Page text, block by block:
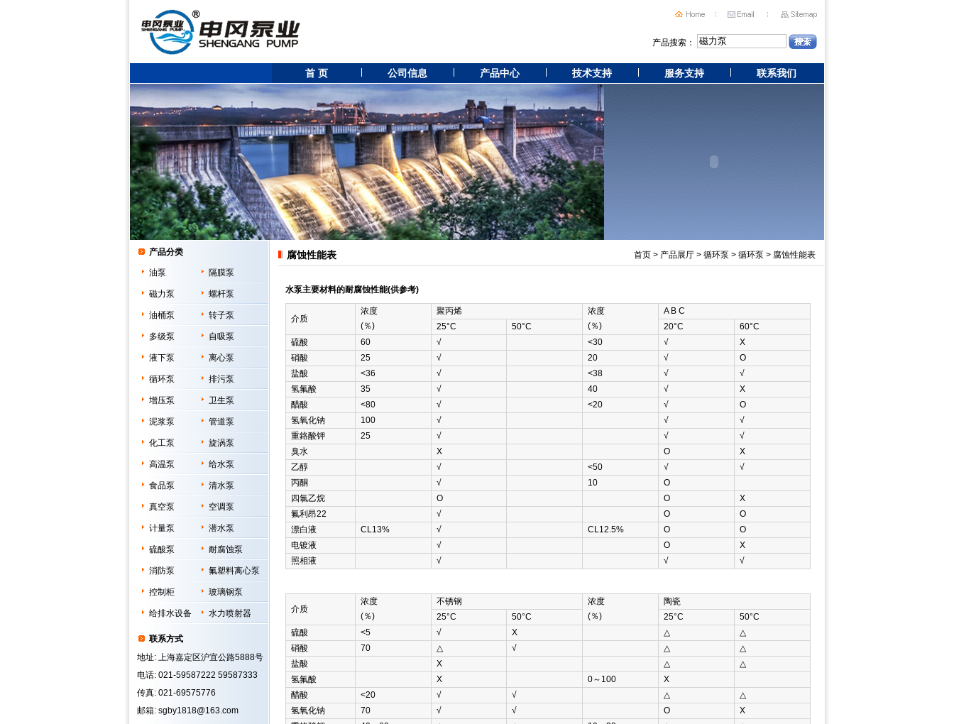
产品搜索：
首 页 公司信息 产品中心 技术支持 服务支持 联系我们
产品分类
油泵 隔膜泵
磁力泵 螺杆泵
油桶泵 转子泵
多级泵 自吸泵
液下泵 离心泵
循环泵 排污泵
增压泵 卫生泵
泥浆泵 管道泵
化工泵 旋涡泵
高温泵 给水泵
食品泵 清水泵
真空泵 空调泵
计量泵 潜水泵
硫酸泵 耐腐蚀泵
消防泵 氟塑料离心泵
控制柜 玻璃钢泵
给排水设备 水力喷射器
联系方式
地址: 上海嘉定区沪宜公路5888号
电话: 021-59587222 59587333
传真: 021-69575776
邮箱: sgby1818@163.com
腐蚀性能表 首页 > 产品展厅 > 循环泵 > 循环泵 > 腐蚀性能表
水泵主要材料的耐腐蚀性能(供参考)
介质
浓度
(％)
聚丙烯
浓度
(％)
A B C
25°C
50°C 20°C
60°C
硫酸
60 √ <30 √
Χ
硝酸
25 √ 20 √
Ο
盐酸
<36 √ <38 √
√
氢氟酸
35 √ 40 √
Χ
醋酸
<80 √ <20 √
Ο
氢氧化钠
100 √ √
√
重鉻酸钾
25 √ √
√
臭水
Χ Ο
Χ
乙醇
√ <50 √
√
丙酮
√ 10
Ο
四氯乙烷
Ο Ο
Χ
氟利昂22
√ Ο
Ο
漂白液
CL13% √ CL12.5% Ο
Ο
电镀液
√ Ο
Χ
照相液
√ √ √
介质
浓度
(％)
不锈钢
浓度
(％)
陶瓷
25°C
50°C 25°C
50°C
硫酸
<5 √ Χ △
△
硝酸
70 △ √ △
△
盐酸
Χ △
△
氢氟酸
Χ 0～100
Χ
醋酸
<20 √ √ △
△
氢氧化钠
70 √ √ Ο
Χ